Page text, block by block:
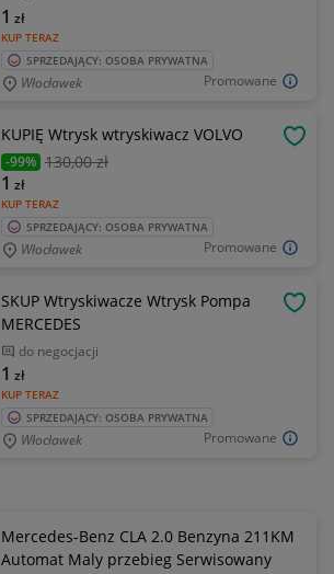
Promowane
KUP TERAZ
1 zł
SPRZEDAJĄCY: OSOBA PRYWATNA
Włocławek
Promowane
KUPIĘ Wtrysk wtryskiwacz VOLVO
-99% 130,00 zł
KUP TERAZ
1 zł
SPRZEDAJĄCY: OSOBA PRYWATNA
Włocławek
Promowane
SKUP Wtryskiwacze Wtrysk Pompa
MERCEDES
do negocjacji
KUP TERAZ
1 zł
SPRZEDAJĄCY: OSOBA PRYWATNA
Włocławek
Mercedes-Benz CLA 2.0 Benzyna 211KM
Automat Maly przebieg Serwisowany